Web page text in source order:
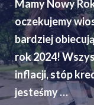
Mamy Nowy
oczekujemy
bardziej
rok 2024!
inflacji, stóp
jesteśmy …